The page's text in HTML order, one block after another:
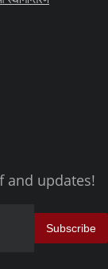
and updates!
Subscribe